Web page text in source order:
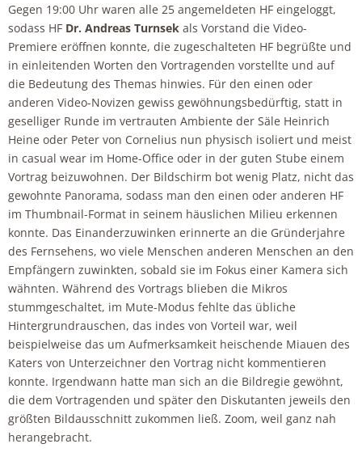
Gegen 19:00 Uhr waren alle 25 angemeldeten HF eingeloggt,
sodass HF Dr. Andreas Turnsek als Vorstand die Video-
Premiere eröffnen konnte, die zugeschalteten HF begrüßte und
in einleitenden Worten den Vortragenden vorstellte und auf
die Bedeutung des Themas hinwies. Für den einen oder
anderen Video-Novizen gewiss gewöhnungsbedürftig, statt in
geselliger Runde im vertrauten Ambiente der Säle Heinrich
Heine oder Peter von Cornelius nun physisch isoliert und meist
in casual wear im Home-Office oder in der guten Stube einem
Vortrag beizuwohnen. Der Bildschirm bot wenig Platz, nicht das
gewohnte Panorama, sodass man den einen oder anderen HF
im Thumbnail-Format in seinem häuslichen Milieu erkennen
konnte. Das Einanderzuwinken erinnerte an die Gründerjahre
des Fernsehens, wo viele Menschen anderen Menschen an den
Empfängern zuwinkten, sobald sie im Fokus einer Kamera sich
wähnten. Während des Vortrags blieben die Mikros
stummgeschaltet, im Mute-Modus fehlte das übliche
Hintergrundrauschen, das indes von Vorteil war, weil
beispielweise das um Aufmerksamkeit heischende Miauen des
Katers von Unterzeichner den Vortrag nicht kommentieren
konnte. Irgendwann hatte man sich an die Bildregie gewöhnt,
die dem Vortragenden und später den Diskutanten jeweils den
größten Bildausschnitt zukommen ließ. Zoom, weil ganz nah
herangebracht.